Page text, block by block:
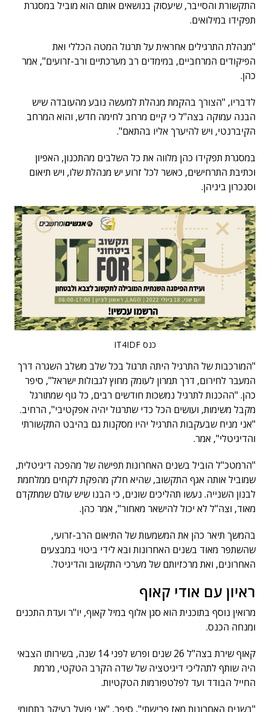
התקשורת והסייבר, שיעסוק בנושאים אותם הוא מוביל במסגרת
תפקידו במילואים.
"מנהלת התרגילים אחראית על תרגול המטה הכללי ואת
הפיקודים המרחביים, במימדים רב מערכתיים ורב-זרועים", אמר
כהן.
לדבריו, "הצורך בהקמת מנהלת למעשה נובע מהעובדה שיש
הבנה עמוקה בצה"ל כי קיים מרחב לחימה חדש, והוא המרחב
הקיברנטי, ויש להיערך אליו בהתאם".
במסגרת תפקידו כהן מלווה את כל השלבים מהתכנון, האפיון
וכתיבת התרחישים, כאשר לכל זרוע יש מנהלת שלו, ויש תיאום
וסנכרון ביניהן.
כנס IT4IDF
"המורכבות של התרגיל היתה תרגול בכל שלב משלב השגרה דרך
המעבר לחירום, דרך תמרון לעומק מחוץ לגבולות ישראל", סיפר
כהן. "ההכנות לתרגיל נמשכות חודשים רבים, כל גוף שמתורגל
מקבל משימות, ועושים הכל כדי שתרגול יהיה אפקטיבי", הרחיב.
"אני מניח שבעקבות התרגיל יהיו מסקנות גם בהיבט התקשורתי
והדיגיטלי", אמר.
"הרמטכ"ל הוביל בשנים האחרונות תפישה של מהפכה דיגיטלית,
שמוביל אותה אגף התקשוב, שהיא חלק מהפקת לקחים ממלחמת
לבנון השנייה. נעשו תהליכים שונים, כי הבנו שיש עולם שמתקדם
מאוד, וצה"ל לא יכול להישאר מאחור", אמר כהן.
בהמשך תיאר כהן את המשמעות של התיאום הרב-זרועי,
שהשתפר מאוד בשנים האחרונות ובא לידי ביטוי במבצעים
האחרונים, ואת מרכזיותם של מערכי התקשוב והדיגיטל.
ראיון עם אודי קאוף
מרואין נוסף בתוכנית הוא סגן אלוף במיל קאוף, יו"ר ועדת התכנים
ומנחה הכנס.
קאוף שירת בצה"ל 26 שנים ופרש לפני 14 שנה, בשירותו הצבאי
היה שותף לתהליכי דיגיטציה של שדה הקרב הטקטי, מרמת
החייל הבודד ועד לפלטפורמות הטקטיות.
"בשנים האחרונות מאז פרישתי", סיפר, "אני פועל בעיקר בתחומי